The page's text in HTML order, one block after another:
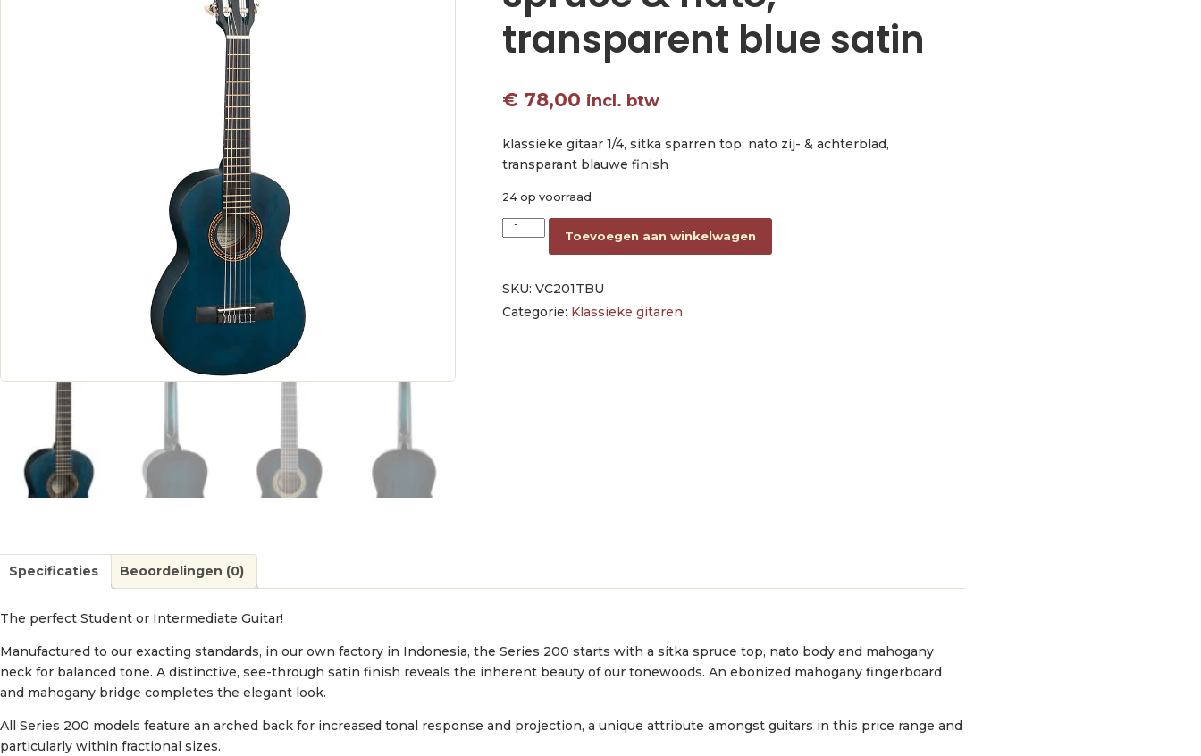
transparent blue satin
€ 78,00 incl. btw
klassieke gitaar 1/4, sitka sparren top, nato zij- & achterblad,
transparant blauwe finish
24 op voorraad
classic guitar 1/4, sitka spruce & nato, transparent blue satin aantal
Toevoegen aan winkelwagen
SKU: VC201TBU
Categorie: Klassieke gitaren
Specificaties Beoordelingen (0)
The perfect Student or Intermediate Guitar!
Manufactured to our exacting standards, in our own factory in Indonesia, the Series 200 starts with a sitka spruce top, nato body and mahogany
neck for balanced tone. A distinctive, see-through satin finish reveals the inherent beauty of our tonewoods. An ebonized mahogany fingerboard
and mahogany bridge completes the elegant look.
All Series 200 models feature an arched back for increased tonal response and projection, a unique attribute amongst guitars in this price range and
particularly within fractional sizes.